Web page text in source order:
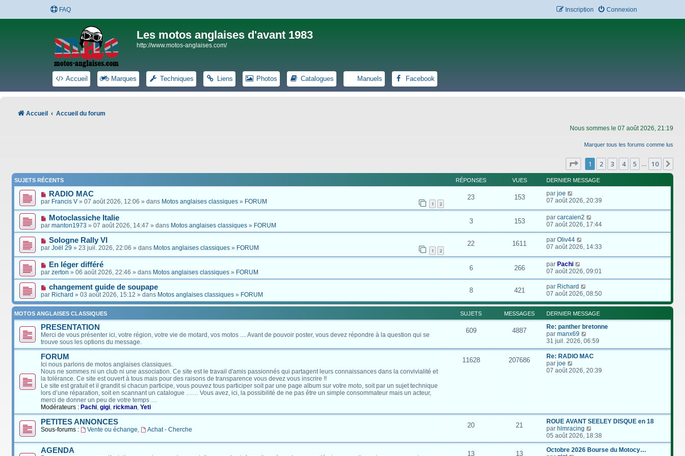
FAQ Connexion
Inscription
Les motos anglaises d'avant 1983
http://www.motos-anglaises.com/
Accueil Marques Techniques Liens Photos Catalogues Manuels Facebook
Accueil Accueil du forum
Nous sommes le 07 août 2026, 21:19
Marquer tous les forums comme lus
Page 1sur10
1 2 3 4 5 10
SUJETS RÉCENTS RÉPONSES VUES DERNIER MESSAGE
RADIO MAC
1 2
par Francis V » 07 août 2026, 12:06 » dans Motos anglaises classiques » FORUM
23 153 par joe
07 août 2026, 20:39
Motoclassiche Italie
par manton1973 » 07 août 2026, 14:47 » dans Motos anglaises classiques » FORUM
3 153 par carcaien2
07 août 2026, 17:44
Sologne Rally VI
1 2
par Joël 29 » 23 juil. 2026, 22:06 » dans Motos anglaises classiques » FORUM
22 1611 par Oliv44
07 août 2026, 14:33
En léger différé
par zerton » 06 août 2026, 22:46 » dans Motos anglaises classiques » FORUM
6 266 par Pachi
07 août 2026, 09:01
changement guide de soupape
par Richard » 03 août 2026, 15:12 » dans Motos anglaises classiques » FORUM
8 421 par Richard
07 août 2026, 08:50
MOTOS ANGLAISES CLASSIQUES SUJETS MESSAGES DERNIER MESSAGE
PRESENTATION
Merci de vous présenter ici, votre région, votre vie de motard, vos motos .... Avant de pouvoir poster, vous devez répondre à la question qui se
trouve sous les options du message.
609 4887
Re: panther bretonne
par manx69
o
n
s
l
e
r
n
e
31 juil. 2026, 06:59
FORUM
Ici nous parlons de motos anglaises classiques.
Nous ne sommes ni un club ni une association. Ce site est le travail d'amis passionnés qui partagent leurs connaissances dans la convivialité et
la tolérance. Ce site est ouvert à tous mais pour des raisons de transparence vous devez vous inscrire !!
Le site est gratuit et il grandit si chacun participe, vous pouvez tous participer soit par une page album sur votre moto, soit par un sujet technique
lors d’une réparation, soit en scannant un catalogue …… Vous avez, ici, la possibilité de ne pas être un simple consommateur mais un acteur,
merci de donner un peu de votre temps …
Modérateurs : Pachi, gigi, rickman, Yeti
11628 207686
Re: RADIO MAC
par joe
o
e
r
l
e
d
e
07 août 2026, 20:39
PETITES ANNONCES
Sous-forums : Vente ou échange, Achat - Cherche
20 21
ROUE AVANT SEELEY DISQUE en 18
par hlmracing
o
n
s
05 août 2026, 18:38
AGENDA 13 13
Octobre 2026 Bourse du Motocy…